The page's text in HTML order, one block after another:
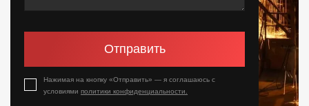
Отправить
Нажимая на кнопку «Отправить» — я соглашаюсь с
условиями политики конфиденциальности.